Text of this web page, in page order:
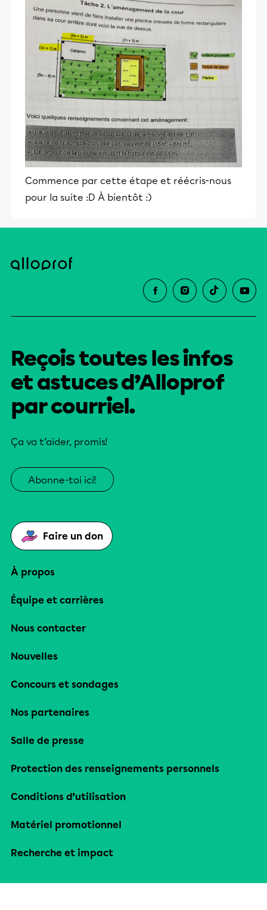
Commence par cette étape et réécris-nous
pour la suite :D À bientôt :)
Reçois toutes les infos
et astuces d’Alloprof
par courriel.
Ça va t’aider, promis!
Abonne-toi ici!
Faire un don
À propos
Équipe et carrières
Nous contacter
Nouvelles
Concours et sondages
Nos partenaires
Salle de presse
Protection des renseignements personnels
Conditions d’utilisation
Matériel promotionnel
Recherche et impact